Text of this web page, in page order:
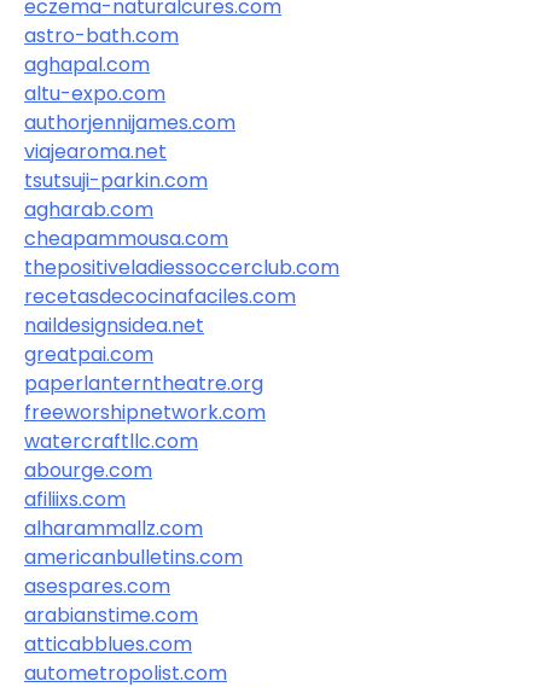
eczema-naturalcures.com
astro-bath.com
aghapal.com
altu-expo.com
authorjennijames.com
viajearoma.net
tsutsuji-parkin.com
agharab.com
cheapammousa.com
thepositiveladiessoccerclub.com
recetasdecocinafaciles.com
naildesignsidea.net
greatpai.com
paperlanterntheatre.org
freeworshipnetwork.com
watercraftllc.com
abourge.com
afiliixs.com
alharammallz.com
americanbulletins.com
asespares.com
arabianstime.com
atticabblues.com
autometropolist.com